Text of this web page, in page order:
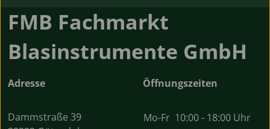
FMB Fachmarkt
Blasinstrumente GmbH
Adresse
Dammstraße 39
Öffnungszeiten
Mo-Fr 10:00 - 18:00 Uhr